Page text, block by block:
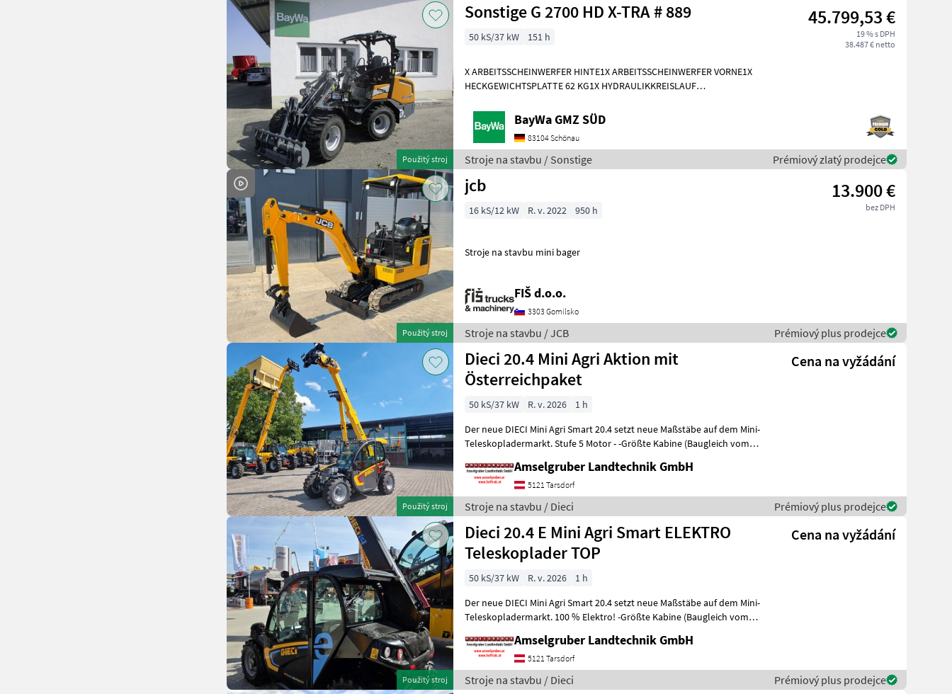
Použitý stroj
Sonstige G 2700 HD X-TRA # 889 45.799,53 €
19 % s DPH
38.487 € netto
50 kS/37 kW 151 h
X ARBEITSSCHEINWERFER HINTE1X ARBEITSSCHEINWERFER VORNE1X
HECKGEWICHTSPLATTE 62 KG1X HYDRAULIKKREISLAUF
KMDRUCKFREIERBayWa GMZ SÜD
83104 Schönau
Stroje na stavbu / Sonstige Prémiový zlatý prodejce
Použitý stroj
jcb 13.900 €
bez DPH
16 kS/12 kW R. v. 2022 950 h
Stroje na stavbu mini bager
FIŠ d.o.o.
3303 Gomilsko
Stroje na stavbu / JCB Prémiový plus prodejce
Použitý stroj
Dieci 20.4 Mini Agri Aktion mit
Österreichpaket
Cena na vyžádání
50 kS/37 kW R. v. 2026
1 h
Der neue DIECI Mini Agri Smart 20.4 setzt neue Maßstäbe auf dem Mini-
Teleskopladermarkt. Stufe 5 Motor - -Größte Kabine (Baugleich vom
Amselgruber Landtechnik GmbH
5121 Tarsdorf
Stroje na stavbu / Dieci Prémiový plus prodejce
Použitý stroj
Dieci 20.4 E Mini Agri Smart ELEKTRO
Teleskoplader TOP
Cena na vyžádání
50 kS/37 kW R. v. 2026
1 h
Der neue DIECI Mini Agri Smart 20.4 setzt neue Maßstäbe auf dem Mini-
Teleskopladermarkt. 100 % Elektro! -Größte Kabine (Baugleich vom
Amselgruber Landtechnik GmbH
5121 Tarsdorf
Stroje na stavbu / Dieci Prémiový plus prodejce